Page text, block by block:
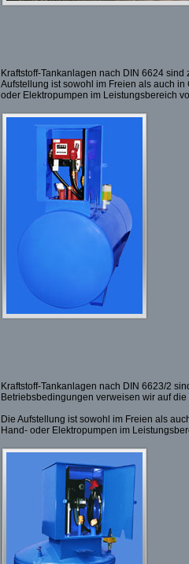
Kraftstoff-Tankanlagen nach DIN 6624
Aufstellung ist sowohl im Freien als auch
oder Elektropumpen im Leistungsbereich
Kraftstoff-Tankanlagen nach DIN 6623/2
Betriebsbedingungen verweisen wir auf
Die Aufstellung ist sowohl im Freien als
Hand- oder Elektropumpen im